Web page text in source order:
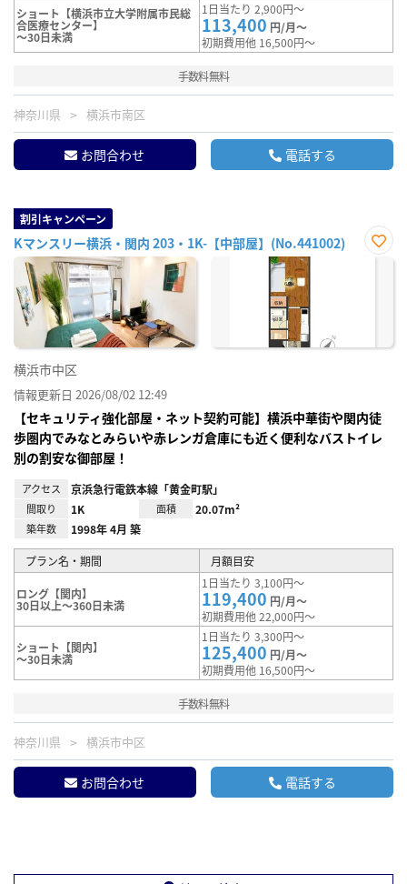
ショート【横浜市立大学附属市民総
合医療センター】
～30日未満
1日当たり 2,900円～
113,400 円/月～
初期費用他 16,500円～
手数料無料
神奈川県 横浜市南区
お問合わせ 電話する
割引キャンペーン
Kマンスリー横浜・関内 203・1K-【中部屋】(No.441002)
お気
横浜市中区
情報更新日 2026/08/02 12:49
【セキュリティ強化部屋・ネット契約可能】横浜中華街や関内徒
歩圏内でみなとみらいや赤レンガ倉庫にも近く便利なバストイレ
別の割安な御部屋！
アクセス 京浜急行電鉄本線「黄金町駅」
間取り 1K 面積 20.07m²
築年数 1998年 4月 築
プラン名・期間 月額目安
ロング【関内】
30日以上～360日未満
1日当たり 3,100円～
119,400 円/月～
初期費用他 22,000円～
ショート【関内】
～30日未満
1日当たり 3,300円～
125,400 円/月～
初期費用他 16,500円～
手数料無料
神奈川県 横浜市中区
お問合わせ 電話する